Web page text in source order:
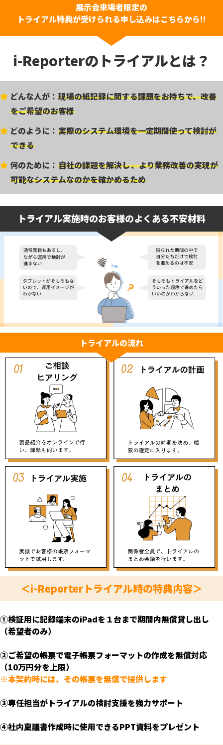
展示会来場者限定の
トライアル特典が受けられる申し込みはこちらから!!
i-Reporterのトライアルとは？
どんな人が： 現場の紙記録に関する課題をお持ちで、改善
をご希望のお客様
どのように： 実際のシステム環境を一定期間使って検討が
できる
何のために： 自社の課題を解決し、より業務改善の実現が
可能なシステムなのかを確かめるため
トライアル実施時のお客様のよくある不安材料
トライアルの流れ
＜i-Reporterトライアル時の特典内容＞
①検証用に記録端末のiPadを１台まで期間内無償貸し出し
（希望者のみ）
②ご希望の帳票で電子帳票フォーマットの作成を無償対応
（10万円分を上限）
※本契約時には、その帳票を無償で提供します
③専任担当がトライアルの検討支援を強力サポート
④社内稟議書作成時に使用できるPPT資料をプレゼント